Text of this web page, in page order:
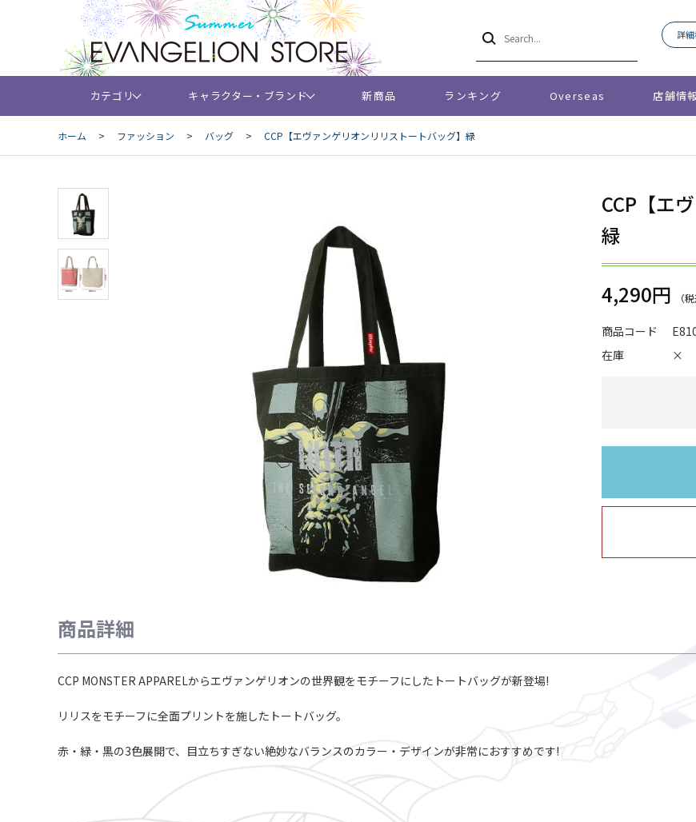
詳
カテゴリ キャラクター・ブランド 新商品 ランキング Overseas 店舗情
ホーム > ファッション > バッグ > CCP【エヴァンゲリオンリリストートバッグ】緑
CCP【エ
緑
4,290円
商品コード
在庫
×
商品詳細
CCP MONSTER APPARELからエヴァンゲリオンの世界観をモチーフにしたトートバッグが新登場!
リリスをモチーフに全面プリントを施したトートバッグ。
赤・緑・黒の3色展開で、目立ちすぎない絶妙なバランスのカラー・デザインが非常におすすめです!